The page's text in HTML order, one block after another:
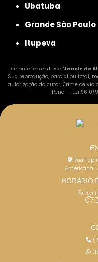
Ubatuba
Grande São Paulo
Itupeva
O conteúdo do texto "Janela de
Sua reprodução, parcial ou total,
autorização do autor. Crime de
Penal – Lei 9610/
Rua
Americana -
HORÁRIO